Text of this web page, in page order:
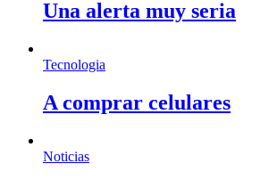
Una alerta muy seria
Tecnologia
A comprar celulares
Noticias